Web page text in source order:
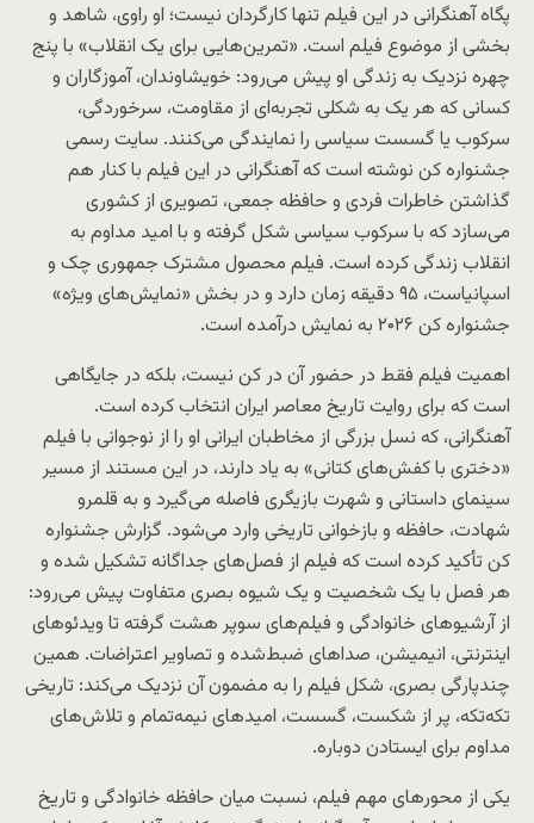
پگاه آهنگرانی در این فیلم تنها کارگردان نیست؛ او راوی، شاهد و
بخشی از موضوع فیلم است. «تمرین‌هایی برای یک انقلاب» با پنج
چهره نزدیک به زندگی او پیش می‌رود: خویشاوندان، آموزگاران و
کسانی که هر یک به شکلی تجربه‌ای از مقاومت، سرخوردگی،
سرکوب یا گسست سیاسی را نمایندگی می‌کنند. سایت رسمی
جشنواره کن نوشته است که آهنگرانی در این فیلم با کنار هم
گذاشتن خاطرات فردی و حافظه جمعی، تصویری از کشوری
می‌سازد که با سرکوب سیاسی شکل گرفته و با امید مداوم به
انقلاب زندگی کرده است. فیلم محصول مشترک جمهوری چک و
اسپانیاست، ۹۵ دقیقه زمان دارد و در بخش «نمایش‌های ویژه»
جشنواره کن ۲۰۲۶ به نمایش درآمده است.
اهمیت فیلم فقط در حضور آن در کن نیست، بلکه در جایگاهی
است که برای روایت تاریخ معاصر ایران انتخاب کرده است.
آهنگرانی، که نسل بزرگی از مخاطبان ایرانی او را از نوجوانی با فیلم
«دختری با کفش‌های کتانی» به یاد دارند، در این مستند از مسیر
سینمای داستانی و شهرت بازیگری فاصله می‌گیرد و به قلمرو
شهادت، حافظه و بازخوانی تاریخی وارد می‌شود. گزارش جشنواره
کن تأکید کرده است که فیلم از فصل‌های جداگانه تشکیل شده و
هر فصل با یک شخصیت و یک شیوه بصری متفاوت پیش می‌رود:
از آرشیوهای خانوادگی و فیلم‌های سوپر هشت گرفته تا ویدئوهای
اینترنتی، انیمیشن، صداهای ضبط‌شده و تصاویر اعتراضات. همین
چندپارگی بصری، شکل فیلم را به مضمون آن نزدیک می‌کند: تاریخی
تکه‌تکه، پر از شکست، گسست، امیدهای نیمه‌تمام و تلاش‌های
مداوم برای ایستادن دوباره.
یکی از محورهای مهم فیلم، نسبت میان حافظه خانوادگی و تاریخ